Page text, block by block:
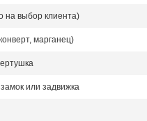
на выбор клиента)
марганец)
или задвижка